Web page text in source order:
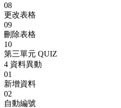
08
更改表格
09
刪除表格
10
第三單元 QUIZ
4 資料異動
01
新增資料
02
自動編號